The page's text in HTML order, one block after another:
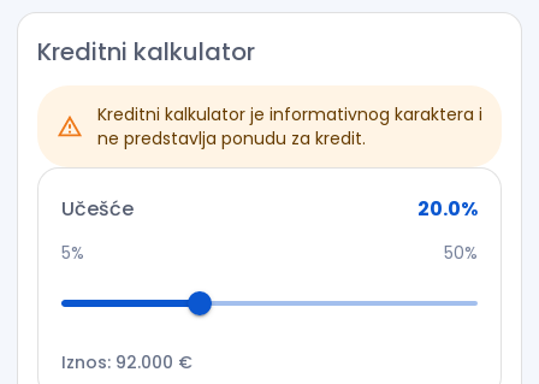
Kreditni kalkulator
Kreditni kalkulator je informativnog karaktera i
ne predstavlja ponudu za kredit.
Učešće 20.0%
5% 50%
Iznos: 92.000 €